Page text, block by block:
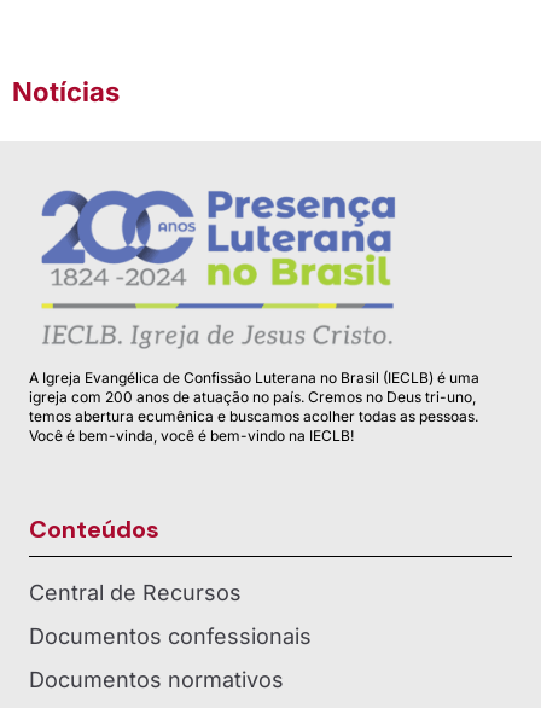
Notícias
A Igreja Evangélica de Confissão Luterana no Brasil (IECLB) é uma
igreja com 200 anos de atuação no país. Cremos no Deus tri-uno,
temos abertura ecumênica e buscamos acolher todas as pessoas.
Você é bem-vinda, você é bem-vindo na IECLB!
Conteúdos
Central de Recursos
Documentos confessionais
Documentos normativos